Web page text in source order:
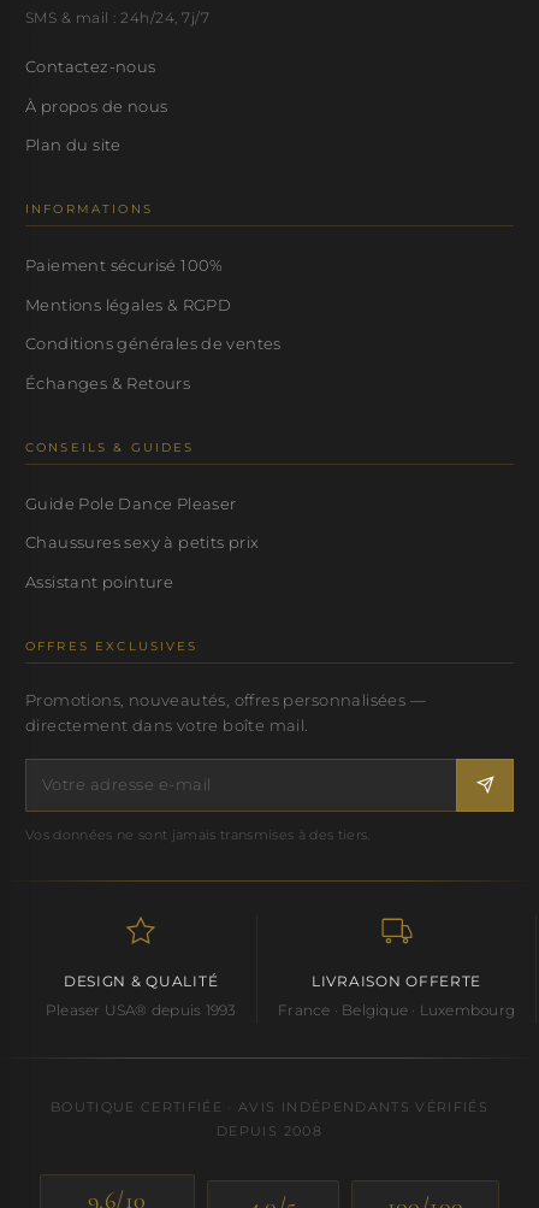
SMS & mail : 24h/24, 7j/7
Contactez-nous
À propos de nous
Plan du site
INFORMATIONS
Paiement sécurisé 100%
Mentions légales & RGPD
Conditions générales de ventes
Échanges & Retours
CONSEILS & GUIDES
Guide Pole Dance Pleaser
Chaussures sexy à petits prix
Assistant pointure
OFFRES EXCLUSIVES
Promotions, nouveautés, offres personnalisées —
directement dans votre boîte mail.
Vos données ne sont jamais transmises à des tiers.
DESIGN & QUALITÉ
Pleaser USA® depuis 1993
LIVRAISON OFFERTE
France · Belgique · Luxembourg
BOUTIQUE CERTIFIÉE · AVIS INDÉPENDANTS VÉRIFIÉS
DEPUIS 2008
9.6/10